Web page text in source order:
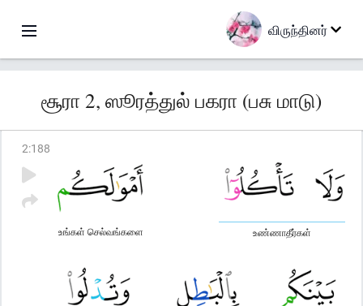
விருந்தினர்
சூரா 2, ஸூரத்துல் பகரா (பசு மாடு)
2:188
உண்ணாதீர்கள்
உங்கள் செல்வங்களை